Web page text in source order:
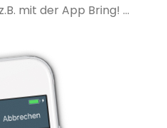
mit der App Bring! ...